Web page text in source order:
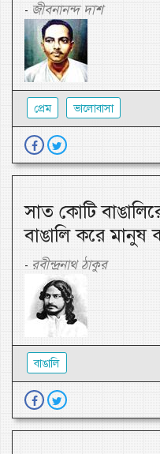
- জীবনানন্দ দাশ
প্রেম ভালোবাসা
সাত কোটি
বাঙালি করে মানুষ
- রবীন্দ্রনাথ ঠাকুর
বাঙালি